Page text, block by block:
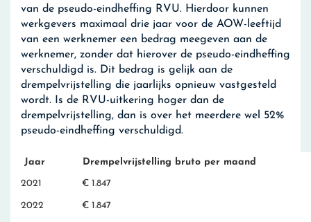
van de pseudo-eindheffing RVU. Hierdoor kunnen
werkgevers maximaal drie jaar voor de AOW-leeftijd
van een werknemer een bedrag meegeven aan de
werknemer, zonder dat hierover de pseudo-eindheffing
verschuldigd is. Dit bedrag is gelijk aan de
drempelvrijstelling die jaarlijks opnieuw vastgesteld
wordt. Is de RVU-uitkering hoger dan de
drempelvrijstelling, dan is over het meerdere wel 52%
pseudo-eindheffing verschuldigd.
Jaar Drempelvrijstelling bruto per maand
2021 € 1.847
2022 € 1.847